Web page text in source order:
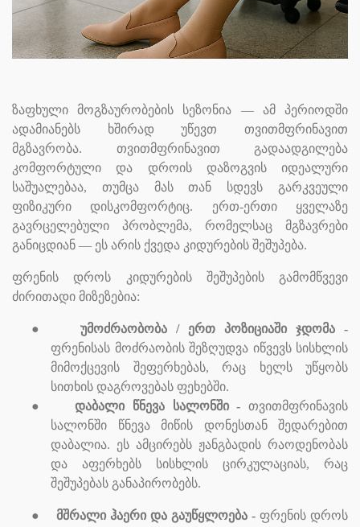
ზაფხული მოგზაურობების სეზონია — ამ პერიოდში
ადამიანებს ხშირად უწევთ თვითმფრინავით
მგზავრობა. თვითმფრინავით გადაადგილება
კომფორტული და დროის დაზოგვის იდეალური
საშუალებაა, თუმცა მას თან სდევს გარკვეული
ფიზიკური დისკომფორტიც. ერთ-ერთი ყველაზე
გავრცელებული პრობლემა, რომელსაც მგზავრები
განიცდიან — ეს არის ქვედა კიდურების შეშუპება.
ფრენის დროს კიდურების შეშუპების გამომწვევი
ძირითადი მიზეზებია:
● უმოძრაობობა / ერთ პოზიციაში ჯდომა -
ფრენისას მოძრაობის შეზღუდვა იწვევს სისხლის
მიმოქცევის შეფერხებას, რაც ხელს უწყობს
სითხის დაგროვებას ფეხებში.
●
დაბალი წნევა სალონში-თვითმფრინავის
სალონში წნევა მიწის დონესთან შედარებით
დაბალია. ეს ამცირებს ჟანგბადის რაოდენობას
და აფერხებს სისხლის ცირკულაციას, რაც
შეშუპებას განაპირობებს.
● მშრალი ჰაერი და გაუწყლოება - ფრენის დროს